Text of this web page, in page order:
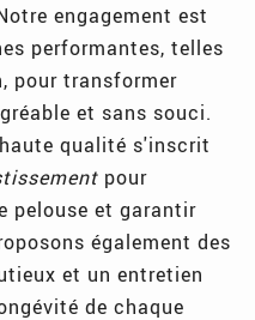
engagement est
performantes, telles
pour transformer
et sans souci.
qualité s'inscrit
pour
pelouse et garantir
également des
et un entretien
de chaque